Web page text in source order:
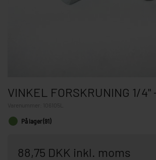
VINKEL FORSKRUNING 1/4"
106105L
På lager (91)
88,75 DKK inkl. moms